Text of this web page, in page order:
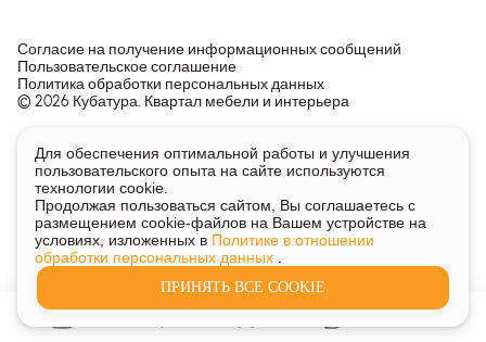
© 2026 Кубатура. Квартал мебели и интерьера
Согласие на получение информационных сообщений
Пользовательское соглашение
Политика обработки персональных данных
Информация о товарах и ценах на сайте не является
публичной офертой, носит исключительно информационный
характер.
Для получения подробной информации о наличии и стоимости
указанных товаров и услуг напишите или позвоните нам.
Для обеспечения оптимальной работы и улучшения
пользовательского опыта на сайте используются
технологии cookie.
Продолжая пользоваться сайтом, Вы соглашаетесь с
размещением cookie-файлов на Вашем устройстве на
условиях, изложенных в Политике в отношении
обработки персональных данных
ПРИНЯТЬ ВСЕ COOKIE